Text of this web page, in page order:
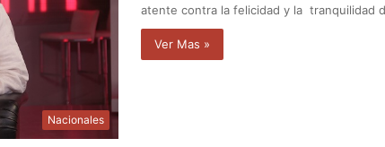
Nacionales
atente contra la felicidad y la tranquilidad
Ver Mas »